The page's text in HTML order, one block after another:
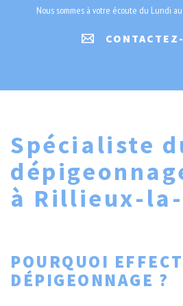
Nous sommes à votre écoute du Lundi
Spécialiste
à Rillieux-la-
POURQUOI
DÉPIGEONNAGE ?